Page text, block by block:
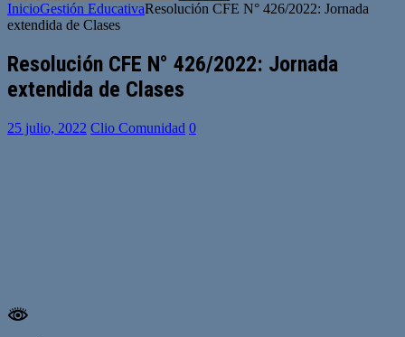
InicioGestión EducativaResolución CFE N° 426/2022: Jornada
extendida de Clases
Resolución CFE N° 426/2022: Jornada
extendida de Clases
25 julio, 2022 Clio Comunidad 0